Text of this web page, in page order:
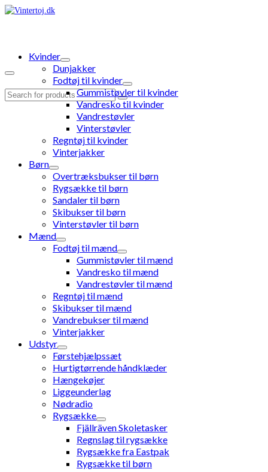
Search
Kvinder
Dunjakker
Fodtøj til kvinder
Gummistøvler til kvinder
Vandresko til kvinder
Vandrestøvler
Vinterstøvler
Regntøj til kvinder
Vinterjakker
Børn
Overtræksbukser til børn
Rygsække til børn
Sandaler til børn
Skibukser til børn
Vinterstøvler til børn
Mænd
Fodtøj til mænd
Gummistøvler til mænd
Vandresko til mænd
Vandrestøvler til mænd
Regntøj til mænd
Skibukser til mænd
Vandrebukser til mænd
Vinterjakker
Udstyr
Førstehjælpssæt
Hurtigtørrende håndklæder
Hængekøjer
Liggeunderlag
Nødradio
Rygsække
Fjällräven Skoletasker
Regnslag til rygsække
Rygsække fra Eastpak
Rygsække til børn